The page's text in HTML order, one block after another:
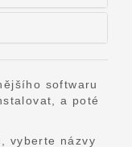
softwaru
a poté
vyberte názvy